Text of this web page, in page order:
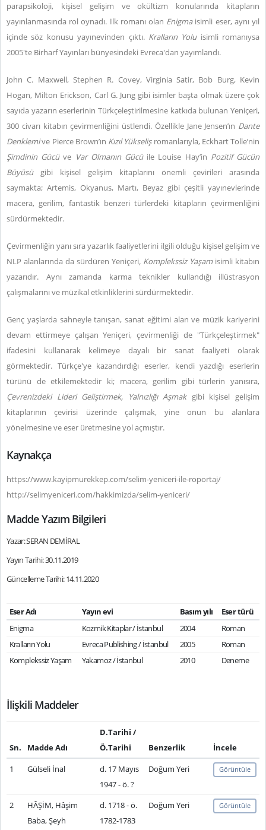
parapsikoloji, kişisel gelişim ve okültizm konularında kitapların
yayınlanmasında rol oynadı. İlk romanı olan Enigmaisimli eser, aynı yıl
içinde söz konusu yayınevinden çıktı. Kralların Yoluisimli romanıysa
2005'te Birharf Yayınları bünyesindeki Evreca'dan yayımlandı.
John C. Maxwell, Stephen R. Covey, Virginia Satir, Bob Burg, Kevin
Hogan, Milton Erickson, Carl G. Jung gibi isimler başta olmak üzere çok
sayıda yazarın eserlerinin Türkçeleştirilmesine katkıda bulunan Yeniçeri,
300 civarı kitabın çevirmenliğini üstlendi. Özellikle Jane Jensen’ın Dante
Denklemive Pierce Brown’ın Kızıl Yükselişromanlarıyla, Eckhart Tolle’nin
Şimdinin Gücüve Var Olmanın Gücüile Louise Hay’in Pozitif Gücün
Büyüsü gibi kişisel gelişim kitaplarını önemli çevirileri arasında
saymakta; Artemis, Okyanus, Martı, Beyaz gibi çeşitli yayınevlerinde
macera, gerilim, fantastik benzeri türlerdeki kitapların çevirmenliğini
sürdürmektedir.
Çevirmenliğin yanı sıra yazarlık faaliyetlerini ilgili olduğu kişisel gelişim ve
NLP alanlarında da sürdüren Yeniçeri, Komplekssiz Yaşamisimli kitabın
yazarıdır. Aynı zamanda karma teknikler kullandığı illüstrasyon
çalışmalarını ve müzikal etkinliklerini sürdürmektedir.
Genç yaşlarda sahneyle tanışan, sanat eğitimi alan ve müzik kariyerini
devam ettirmeye çalışan Yeniçeri, çevirmenliği de "Türkçeleştirmek"
ifadesini kullanarak kelimeye dayalı bir sanat faaliyeti olarak
görmektedir. Türkçe'ye kazandırdığı eserler, kendi yazdığı eserlerin
türünü de etkilemektedir ki; macera, gerilim gibi türlerin yanısıra,
Çevrenizdeki Lideri Geliştirmek, Yalnızlığı Aşmakgibi kişisel gelişim
kitaplarının çevirisi üzerinde çalışmak, yine onun bu alanlara
yönelmesine ve eser üretmesine yol açmıştır.
Kaynakça
https://www.kayipmurekkep.com/selim-yeniceri-ile-roportaj/
http://selimyeniceri.com/hakkimizda/selim-yeniceri/
Madde Yazım Bilgileri
Yazar: SERAN DEMİRAL
Yayın Tarihi: 30.11.2019
Güncelleme Tarihi: 14.11.2020
Eser Adı Yayın evi Basım yılı
Eser türü
Enigma
Kozmik Kitaplar / İstanbul 2004
Roman
Kralların Yolu
Evreca Publishing / İstanbul 2005
Roman
Komplekssiz Yaşam
Yakamoz / İstanbul 2010 Deneme
İlişkili Maddeler
Sn. Madde Adı
D.Tarihi /
Ö.Tarihi
Benzerlik
İncele
1
Gülseli İnal
d. 17 Mayıs
1947 - ö. ?
Doğum Yeri Görüntüle
2
HÂŞİM, Hâşim
Baba, Şeyh
d. 1718 - ö.
1782-1783
Doğum Yeri Görüntüle